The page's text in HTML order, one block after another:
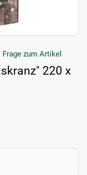
Frage zum Artikel
220 x